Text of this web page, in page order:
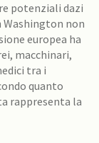
potenziali dazi
non
europea ha
macchinari,
tra i
quanto
rappresenta la